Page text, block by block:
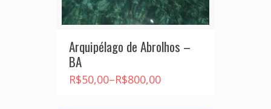
Arquipélago de Abrolhos –
BA
R$50,00–R$800,00